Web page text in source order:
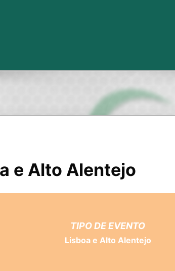
e Alto Alentejo
TIPO DE EVENTO
Lisboa e Alto Alentejo